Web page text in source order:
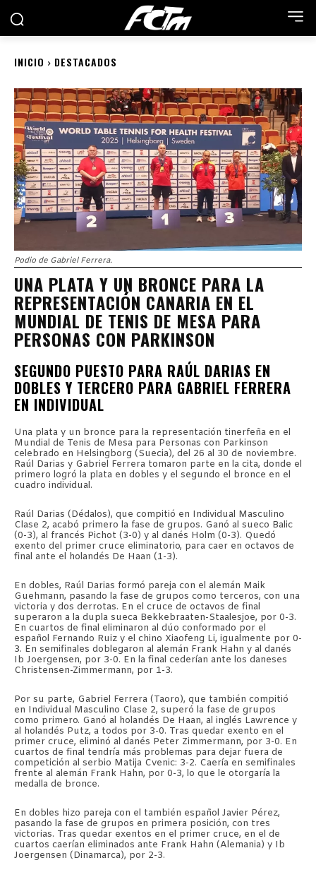
INICIO DESTACADOS
Podio de Gabriel Ferrera.
UNA PLATA Y UN BRONCE PARA LA
REPRESENTACIÓN CANARIA EN EL
MUNDIAL DE TENIS DE MESA PARA
PERSONAS CON PARKINSON
SEGUNDO PUESTO PARA RAÚL DARIAS EN
DOBLES Y TERCERO PARA GABRIEL FERRERA
EN INDIVIDUAL
Una plata y un bronce para la representación tinerfeña en el
Mundial de Tenis de Mesa para Personas con Parkinson
celebrado en Helsingborg (Suecia), del 26 al 30 de noviembre.
Raúl Darias y Gabriel Ferrera tomaron parte en la cita, donde el
primero logró la plata en dobles y el segundo el bronce en el
cuadro individual.
Raúl Darias (Dédalos), que compitió en Individual Masculino
Clase 2, acabó primero la fase de grupos. Ganó al sueco Balic
(0-3), al francés Pichot (3-0) y al danés Holm (0-3). Quedó
exento del primer cruce eliminatorio, para caer en octavos de
final ante el holandés De Haan (1-3).
En dobles, Raúl Darias formó pareja con el alemán Maik
Guehmann, pasando la fase de grupos como terceros, con una
victoria y dos derrotas. En el cruce de octavos de final
superaron a la dupla sueca Bekkebraaten-Staalesjoe, por 0-3.
En cuartos de final eliminaron al dúo conformado por el
español Fernando Ruiz y el chino Xiaofeng Li, igualmente por 0-
3. En semifinales doblegaron al alemán Frank Hahn y al danés
Ib Joergensen, por 3-0. En la final cederían ante los daneses
Christensen-Zimmermann, por 1-3.
Por su parte, Gabriel Ferrera (Taoro), que también compitió
en Individual Masculino Clase 2, superó la fase de grupos
como primero. Ganó al holandés De Haan, al inglés Lawrence y
al holandés Putz, a todos por 3-0. Tras quedar exento en el
primer cruce, eliminó al danés Peter Zimmermann, por 3-0. En
cuartos de final tendría más problemas para dejar fuera de
competición al serbio Matija Cvenic: 3-2. Caería en semifinales
frente al alemán Frank Hahn, por 0-3, lo que le otorgaría la
medalla de bronce.
En dobles hizo pareja con el también español Javier Pérez,
pasando la fase de grupos en primera posición, con tres
victorias. Tras quedar exentos en el primer cruce, en el de
cuartos caerían eliminados ante Frank Hahn (Alemania) y Ib
Joergensen (Dinamarca), por 2-3.